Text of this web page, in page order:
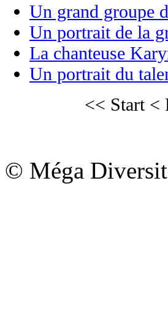
Un grand groupe
Un portrait de la
La chanteuse
Un portrait du
<< Start<
© Méga